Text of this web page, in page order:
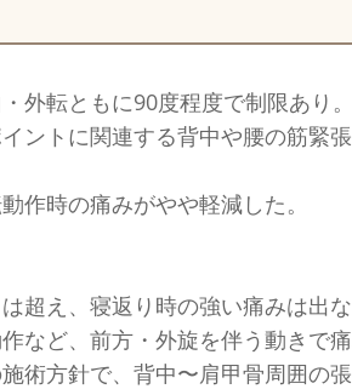
外転ともに90度程度で制限あり
ントに関連する背中や腰の筋緊
作時の痛みがやや軽減した。
超え、寝返り時の強い痛みは出な
など、前方・外旋を伴う動きで痛
術方針で、背中〜肩甲骨周囲の